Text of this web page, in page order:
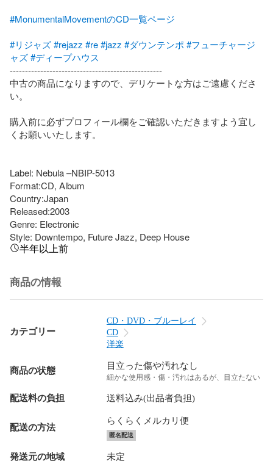
#MonumentalMovementのCD一覧ページ
#リジャズ#rejazz #re#jazz #ダウンテンポ #フューチャージ
ャズ#ディープハウス
--------------------------------------------------
中古の商品になりますので、デリケートな方はご遠慮くださ
い。
購入前に必ずプロフィール欄をご確認いただきますよう宜し
くお願いいたします。
Label: Nebula –NBIP-5013
Format:CD, Album
Country:Japan
Released:2003
Genre: Electronic
Style: Downtempo, Future Jazz, Deep House
半年以上前
商品の情報
カテゴリー
CD・DVD・ブルーレイ
CD
洋楽
商品の状態 目立った傷や汚れなし
細かな使用感・傷・汚れはあるが、目立たない
配送料の負担 送料込み(出品者負担)
配送の方法
らくらくメルカリ便
匿名配送
発送元の地域 未定